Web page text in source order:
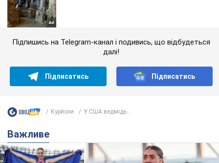
Підпишись на Telegram-канал і подивись, що відбудеться
далі!
Підписатись Підписатись
Курйози У США ведмідь...
Важливе